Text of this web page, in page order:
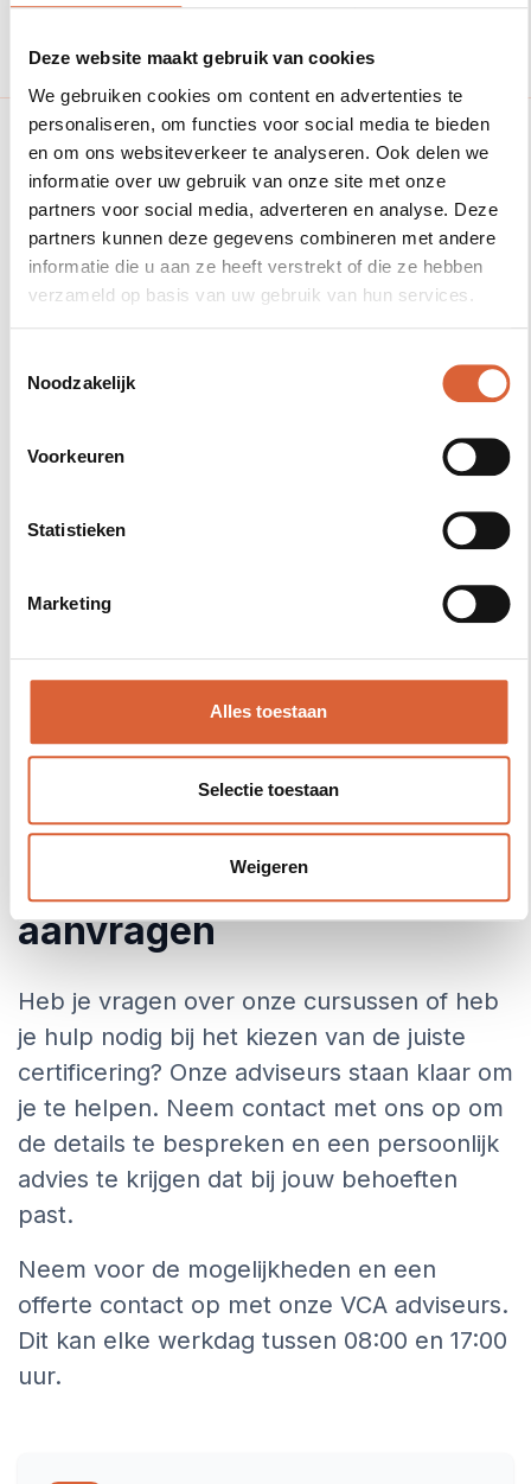
Deze website maakt gebruik van cookies
We gebruiken cookies om content en advertenties te
personaliseren, om functies voor social media te bieden
en om ons websiteverkeer te analyseren. Ook delen we
informatie over uw gebruik van onze site met onze
partners voor social media, adverteren en analyse. Deze
partners kunnen deze gegevens combineren met andere
informatie die u aan ze heeft verstrekt of die ze hebben
verzameld op basis van uw gebruik van hun services.
Noodzakelijk
Voorkeuren
Statistieken
Marketing
Alles toestaan
Selectie toestaan
Weigeren
Rated 5 stars on Edubookers
Nu inschrijven
Meld je vandaag nog aan
voor de cursus!
Selecteer datum
Cursisten toevoegen
Meer informatie
aanvragen
Heb je vragen over onze cursussen of heb
je hulp nodig bij het kiezen van de juiste
certificering? Onze adviseurs staan klaar om
je te helpen. Neem contact met ons op om
de details te bespreken en een persoonlijk
advies te krijgen dat bij jouw behoeften
past.
Neem voor de mogelijkheden en een
offerte contact op met onze VCA adviseurs.
Dit kan elke werkdag tussen 08:00 en 17:00
uur.